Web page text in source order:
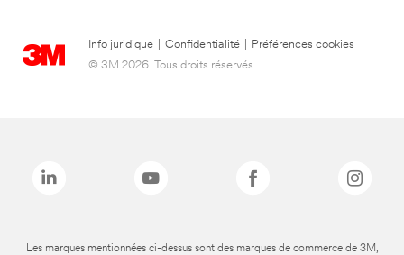
Info juridique Confidentialité
Préférences cookies
© 3M 2026. Tous droits réservés.
Les marques mentionnées ci-dessus sont des marques de commerce de 3M,